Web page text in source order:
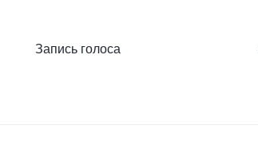
Запись голоса